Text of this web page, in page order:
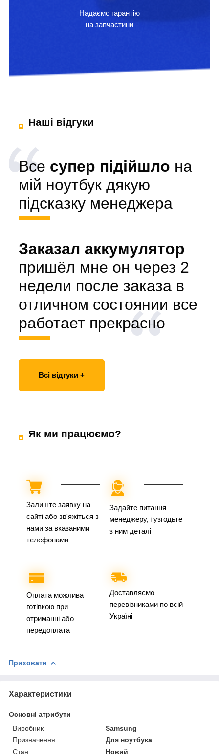
Надаємо гарантію
на запчастини
Наші відгуки
Все супер підійшло на
мій ноутбук дякую
підсказку менеджера
Заказал аккумулятор
пришёл мне он через 2
недели после заказа в
отличном состоянии все
работает прекрасно
Всі відгуки +
Як ми працюємо?
Залиште заявку на
сайті або зв'яжіться з
нами за вказаними
телефонами
Задайте питання
менеджеру, і узгодьте
з ним деталі
Оплата можлива
готівкою при
отриманні або
передоплата
Доставляємо
перевізниками по всій
Україні
Приховати
Характеристики
Основні атрибути
Виробник
Samsung
Призначення
Для ноутбука
Стан
Новий